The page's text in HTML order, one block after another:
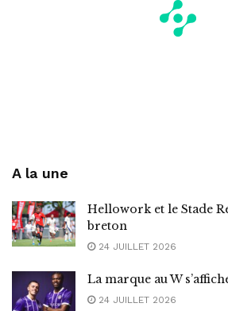
A la une
Hellowork et le Stade
breton
24 JUILLET 2026
La marque au W
24 JUILLET 2026